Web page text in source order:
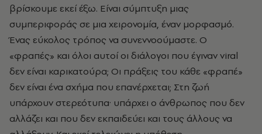
βρίσκουμε εκεί έξω. Είναι σύμπτυξη μιας
συμπεριφοράς σε μια χειρονομία, έναν μορφασμό.
Ένας εύκολος τρόπος να συνεννοούμαστε. Ο
«φραπές» και όλοι αυτοί οι διάλογοι που έγιναν viral
δεν είναι καρικατούρα; Οι πράξεις του κάθε «φραπέ»
δεν είναι ένα σχήμα που επανέρχεται; Στη ζωή
υπάρχουν στερεότυπα· υπάρχει ο άνθρωπος που δεν
αλλάζει και που δεν εκπαιδεύει και τους άλλους να